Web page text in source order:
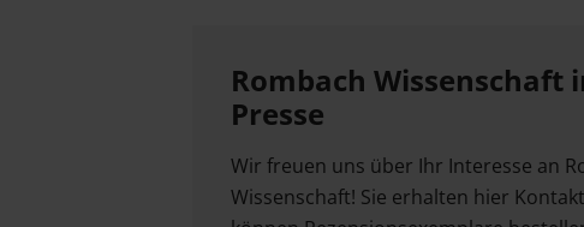
Rombach Wissenschaft
Presse
Wir freuen uns über Ihr Interesse an
Wissenschaft! Sie erhalten hier